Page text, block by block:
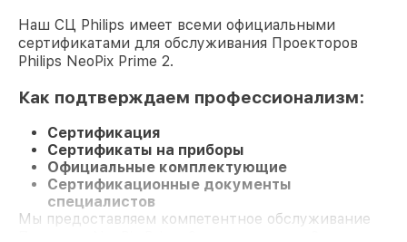
Наш СЦ Philips имеет всеми официальными
сертификатами для обслуживания Проекторов
Philips NeoPix Prime 2.
Как подтверждаем профессионализм:
Сертификация
Сертификаты на приборы
Официальные комплектующие
Сертификационные документы
специалистов
Мы предоставляем компетентное обслуживание